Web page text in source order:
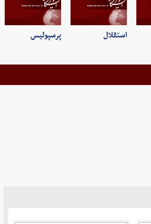
استقلال پرسپولیس